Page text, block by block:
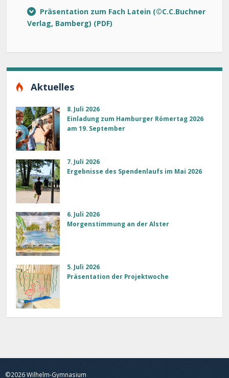
Präsentation zum Fach Latein (©C.C.Buchner
Verlag, Bamberg)
Aktuelles
8. Juli 2026
Einladung zum Hamburger Römertag 2026
am 19. September
7. Juli 2026
Ergebnisse des Spendenlaufs im Mai 2026
6. Juli 2026
Morgenstimmung an der Alster
5. Juli 2026
Präsentation der Projektwoche